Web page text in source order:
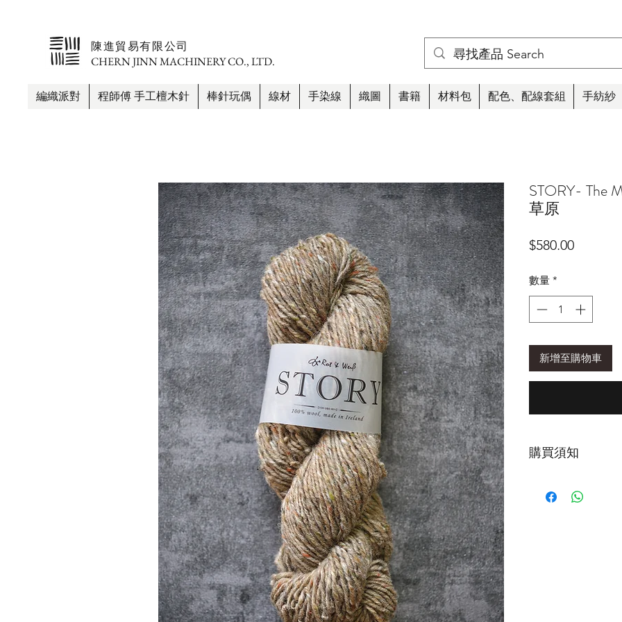
​陳進貿易有限公司
CHERN JINN MACHINERY CO., LTD.
編織派對 程師傅 手工檀木針 棒針玩偶 線材 手染線 織圖 書籍 材料包 配色、配線套組 手紡紗
STORY- The
草原
$580.00價
數量 *
新增至購物車
購買須知
毛彩點混色，並加